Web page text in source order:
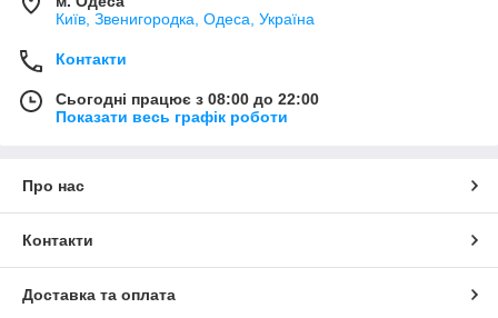
Київ, Звенигородка, Одеса, Україна
Контакти
Сьогодні працює з 08:00 до 22:00
Показати весь графік роботи
Про нас
Контакти
Доставка та оплата